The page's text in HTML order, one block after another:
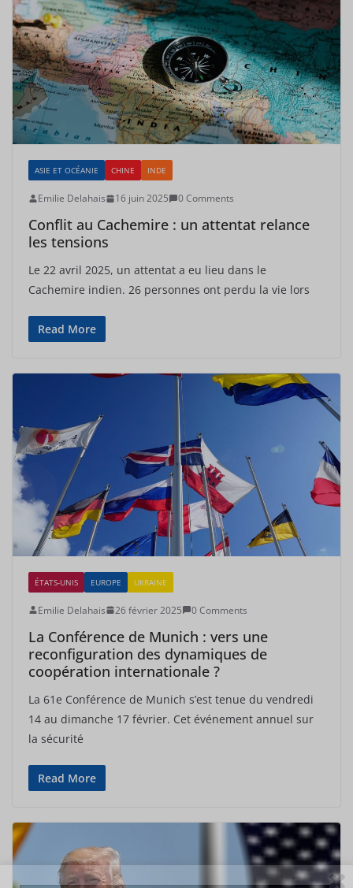
ASIE ET OCÉANIE CHINE INDE
Emilie Delahais 16 juin 2025 0 Comments
Conflit au Cachemire : un attentat relance
les tensions
Le 22 avril 2025, un attentat a eu lieu dans le
Cachemire indien. 26 personnes ont perdu la vie lors
Read More
ÉTATS-UNIS EUROPE UKRAINE
Emilie Delahais 26 février 2025 0 Comments
La Conférence de Munich : vers une
reconfiguration des dynamiques de
coopération internationale ?
La 61e Conférence de Munich s’est tenue du vendredi
14 au dimanche 17 février. Cet événement annuel sur
la sécurité
Read More